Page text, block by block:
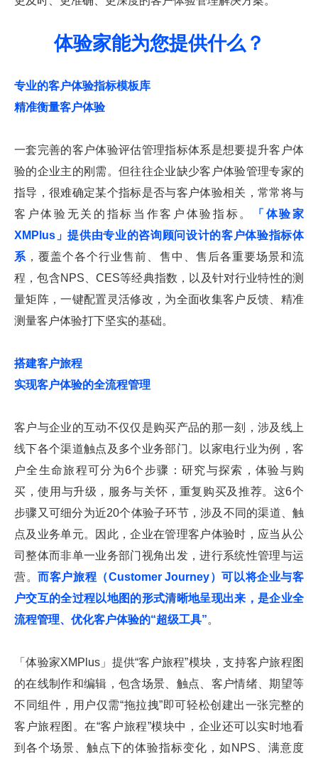
体验家能为您提供什么？
专业的客户体验指标模板库
精准衡量客户体验
一套完善的客户体验评估管理指标体系是想要提升客户体
验的企业主的刚需。但往往企业缺少客户体验管理专家的
指导，很难确定某个指标是否与客户体验相关，常常将与
客户体验无关的指标当作客户体验指标。
「体验家
XMPlus」提供由专业的咨询顾问设计的客户体验指标体
系 ，覆盖个各个行业售前、售中、售后各重要场景和流
程，包含NPS、CES等经典指数，以及针对行业特性的测
量矩阵，一键配置灵活修改，为全面收集客户反馈、精准
测量客户体验打下坚实的基础。
搭建客户旅程
实现客户体验的全流程管理
客户与企业的互动不仅仅是购买产品的那一刻，涉及线上
线下各个渠道触点及多个业务部门。以家电行业为例，客
户全生命旅程可分为6个步骤：研究与探索，体验与购
买，使用与升级，服务与关怀，重复购买及推荐。这6个
步骤又可细分为近20个体验子环节，涉及不同的渠道、触
点及业务单元。因此，企业在管理客户体验时，应当从公
司整体而非单一业务部门视角出发，进行系统性管理与运
营。而客户旅程（Customer Journey）可以将企业与客
户交互的全过程以地图的形式清晰地呈现出来，是企业全
流程管理、优化客户体验的“超级工具”。
「体验家XMPlus」提供“客户旅程”模块，支持客户旅程图
的在线制作和编辑，包含场景、触点、客户情绪、期望等
不同组件，用户仅需“拖拉拽”即可轻松创建出一张完整的
客户旅程图。在“客户旅程”模块中，企业还可以实时地看
到各个场景、触点下的体验指标变化，如NPS、满意度